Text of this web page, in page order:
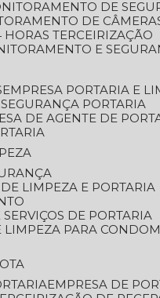
DE
DE
TERCEIRIZAÇÃO
E
EMPRESA PORTARIA E
SEGURANÇA PORTARIA
DE AGENTE DE
DE LIMPEZA E PORTARIA
SERVIÇOS DE PORTARIA
LIMPEZA PARA
EMPRESA DE